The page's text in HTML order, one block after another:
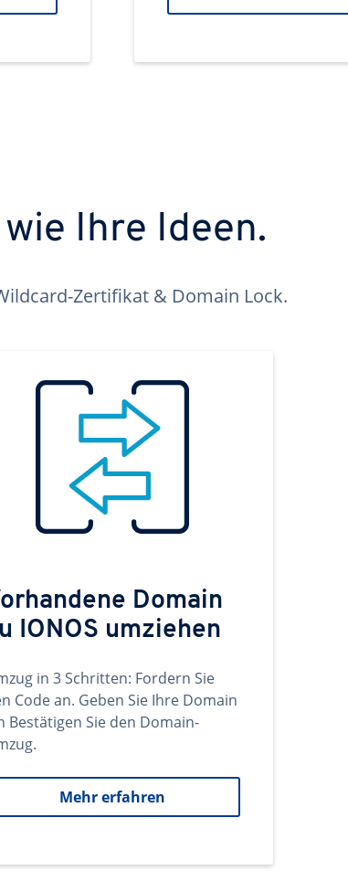
Ihre Ideen.
Zertifikat & Domain Lock.
Domain
IONOS umziehen
in 3 Schritten: Fordern Sie
Code an. Geben Sie Ihre Domain
Bestätigen Sie den Domain-
Mehr erfahren